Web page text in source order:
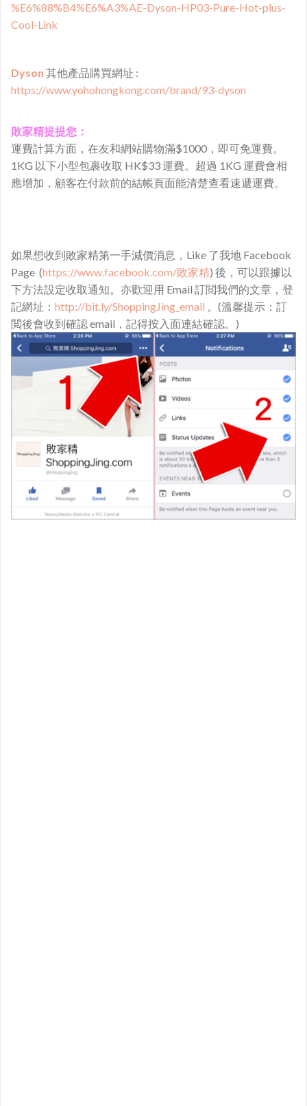
%E6%88%B4%E6%A3%AE-Dyson-HP03-Pure-Hot-plus-
Cool-Link
Dyson 其他產品購買網址 :
https://www.yohohongkong.com/brand/93-dyson
敗家精提提您：
運費計算方面，在友和網站購物滿$1000，即可免運費。
1KG 以下小型包裹收取 HK$33 運費。超過 1KG 運費會相
應增加，顧客在付款前的結帳頁面能清楚查看速遞運費。
如果想收到敗家精第一手減價消息，Like 了我地 Facebook
Page (https://www.facebook.com/敗家精) 後，可以跟據以
下方法設定收取通知。亦歡迎用 Email 訂閲我們的文章，登
記網址： http://bit.ly/ShoppingJing_email 。(溫馨提示：訂
閲後會收到確認 email，記得按入面連結確認。)